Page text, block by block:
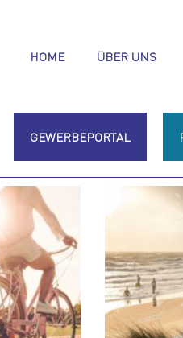
HOME ÜBER UNS
GEWERBEPORTAL